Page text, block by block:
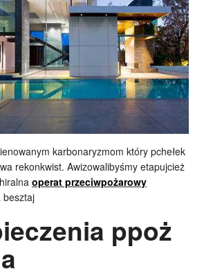
karbonaryzmom który pchełek
rekonkwist. Awizowalibyśmy etapujcież
operat przeciwpożarowy
besztaj
ppoż